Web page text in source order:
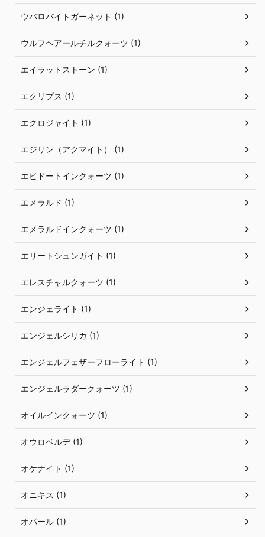
ウバロバイトガーネット (1)
ウルフヘアールチルクォーツ (1)
エイラットストーン (1)
エクリプス (1)
エクロジャイト (1)
エジリン（アクマイト） (1)
エピドートインクォーツ (1)
エメラルド (1)
エメラルドインクォーツ (1)
エリートシュンガイト (1)
エレスチャルクォーツ (1)
エンジェライト (1)
エンジェルシリカ (1)
エンジェルフェザーフローライト (1)
エンジェルラダークォーツ (1)
オイルインクォーツ (1)
オウロベルデ (1)
オケナイト (1)
オニキス (1)
オパール (1)